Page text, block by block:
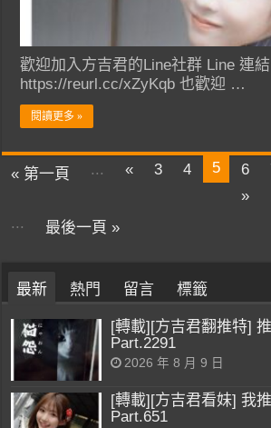
歡迎加入方吉君的Line社群 Line 連結
https://reurl.cc/xZyKqb 也歡迎 …
閱讀更多 »
« 第一頁 ... « 3 4 5 6
»
...
最後一頁 »
最新 熱門 留言 標籤
[轉載][方吉君翻推特]
Part.2291
2026 年 8 月 9 日
[轉載][方吉君看妹] 我
Part.651